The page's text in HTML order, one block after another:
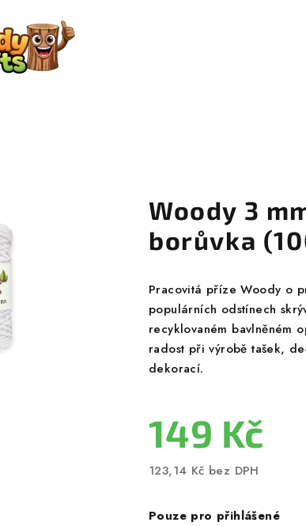
Woody 3
borůvka
Pracovitá příze Woody o
populárních odstínech
recyklovaném bavlněném
radost při výrobě tašek,
dekorací.
149 Kč
123,14 Kč bez DPH
cena:
Pouze pro přihlášené